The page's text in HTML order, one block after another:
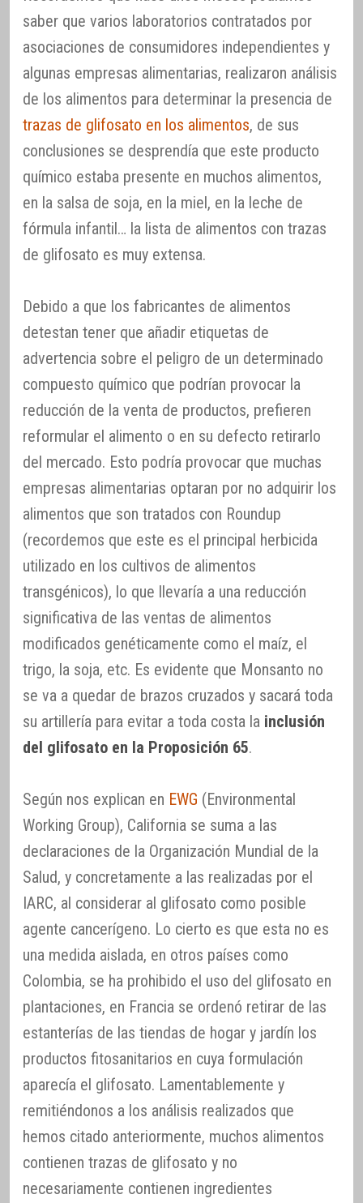
saber que varios laboratorios contratados por
asociaciones de consumidores independientes y
algunas empresas alimentarias, realizaron análisis
de los alimentos para determinar la presencia de
trazas de glifosato en los alimentos, de sus
conclusiones se desprendía que este producto
químico estaba presente en muchos alimentos,
en la salsa de soja, en la miel, en la leche de
fórmula infantil… la lista de alimentos con trazas
de glifosato es muy extensa.
Debido a que los fabricantes de alimentos
detestan tener que añadir etiquetas de
advertencia sobre el peligro de un determinado
compuesto químico que podrían provocar la
reducción de la venta de productos, prefieren
reformular el alimento o en su defecto retirarlo
del mercado. Esto podría provocar que muchas
empresas alimentarias optaran por no adquirir los
alimentos que son tratados con Roundup
(recordemos que este es el principal herbicida
utilizado en los cultivos de alimentos
transgénicos), lo que llevaría a una reducción
significativa de las ventas de alimentos
modificados genéticamente como el maíz, el
trigo, la soja, etc. Es evidente que Monsanto no
se va a quedar de brazos cruzados y sacará toda
su artillería para evitar a toda costa la inclusión
del glifosato en la Proposición 65.
Según nos explican en EWG (Environmental
Working Group), California se suma a las
declaraciones de la Organización Mundial de la
Salud, y concretamente a las realizadas por el
IARC, al considerar al glifosato como posible
agente cancerígeno. Lo cierto es que esta no es
una medida aislada, en otros países como
Colombia, se ha prohibido el uso del glifosato en
plantaciones, en Francia se ordenó retirar de las
estanterías de las tiendas de hogar y jardín los
productos fitosanitarios en cuya formulación
aparecía el glifosato. Lamentablemente y
remitiéndonos a los análisis realizados que
hemos citado anteriormente, muchos alimentos
contienen trazas de glifosato y no
necesariamente contienen ingredientes